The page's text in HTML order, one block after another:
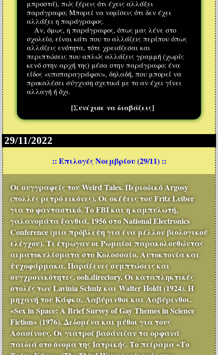
μπροστά), πώς ξέρεις ότι έχεις αλλάξει
παράγραφο; Μπορεί να νομίσεις ότι δεν έχει
αλλάξει η παράγραφος.
Αν, όμως, η παράγραφος, όπως μας λένε στο
σχολείο, είναι κάτι που το αλλάζεις περίπου όπως
αλλάζεις ενότητα, τότε χρειάζεσαι και
περιπτώσεις που απλώς αλλάζεις γραμμή (χωρίς
κενό στην αρχή της) μέσα στην παράγραφο: ένα
είδος «υποπαραγράφου», δηλαδή, που μπορεί να
προκαλέσει σύγχυση σχετικά με το αν έχει γίνει
αλλαγή ή όχι.
[Συνέχισε να διαβάζεις]
29/11/2022
:: Επιλογές Νοεμβρίου (29/11) ::
Οι συγγραφείς του Weird Tales. Περιοδικό Argosy
(πολλές ρετρό εικόνες). Οι σκέψεις του Fritz Leiber
για το φανταστικό. Το FBI και η καμπυλωτή,
γαλανομάτα ξανθιά. 1956 στο National Electronics
Conference (μια πρόβλεψη για ένα μέλλον βιολογικού
ελέγχου). Τι έτρωγαν οι Ρωμαίοι παρακολουθώντας
αιματοκυλίσματα στο Κολοσσαίο. Αυτοκτονία και
ψυχοφάρμακα. Παράξενες συμπτώσεις και
συγχρονικότητες. ooh.directory. Οι καταπληκτικές
στολές των Lavinia Schulz και Walter Holdt (1924). Η
μηχανή του Κάφκα. Λαβύρινθοι και Λαβύρινθοι.
«Sex in Space: A Brief Survey of Gay Themes in Science
Fiction» (1976). Δεδομένα και μύθοι για τους
Ασασίνους. Οι γιατροί βασάνιζαν τα ορφανά
παιδιά στο όνομα της Ιατρικής. Το πείραμα «Το